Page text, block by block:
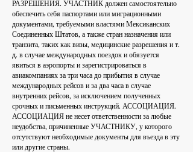
РАЗРЕШЕНИЯ. УЧАСТНИК должен самостоятельно
обеспечить себя паспортами или миграционными
документами, требуемыми властями Мексиканских
Соединенных Штатов, а также стран назначения или
транзита, таких как визы, медицинские разрешения и т.
д. в случае международных поездок и обязуется
явиться в аэропорты и зарегистрироваться в
авиакомпаниях за три часа до прибытия в случае
международных рейсов и за два часа в случае
внутренних рейсов, за исключением полученных
срочных и письменных инструкций. АССОЦИАЦИЯ.
АССОЦИАЦИЯ не несет ответственности за любые
неудобства, причиненные УЧАСТНИКУ, у которого
отсутствуют необходимые документы для въезда в эту
или другие страны.